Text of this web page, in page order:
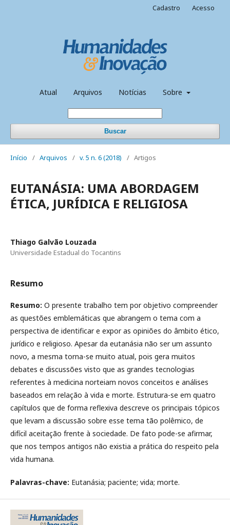
Atual Arquivos Notícias Sobre
Buscar
Cadastro Acesso
Início / Arquivos / v. 5 n. 6 (2018) / Artigos
EUTANÁSIA: UMA ABORDAGEM
ÉTICA, JURÍDICA E RELIGIOSA
Thiago Galvão Louzada
Universidade Estadual do Tocantins
Resumo
Resumo: O presente trabalho tem por objetivo compreender
as questões emblemáticas que abrangem o tema com a
perspectiva de identificar e expor as opiniões do âmbito ético,
jurídico e religioso. Apesar da eutanásia não ser um assunto
novo, a mesma torna-se muito atual, pois gera muitos
debates e discussões visto que as grandes tecnologias
referentes à medicina norteiam novos conceitos e análises
baseados em relação à vida e morte. Estrutura-se em quatro
capítulos que de forma reflexiva descreve os principais tópicos
que levam a discussão sobre esse tema tão polêmico, de
difícil aceitação frente à sociedade. De fato pode-se afirmar,
que nos tempos antigos não existia a prática do respeito pela
vida humana.
Palavras-chave: Eutanásia; paciente; vida; morte.